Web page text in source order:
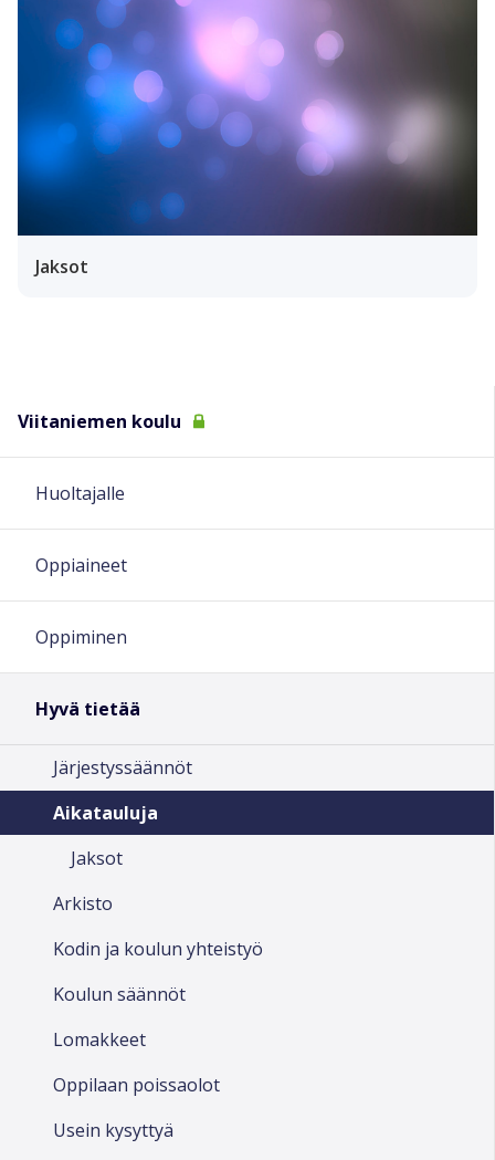
Jaksot
Viitaniemen koulu
Huoltajalle
Oppiaineet
Oppiminen
Hyvä tietää
Järjestyssäännöt
Aikatauluja
Jaksot
Arkisto
Kodin ja koulun yhteistyö
Koulun säännöt
Lomakkeet
Oppilaan poissaolot
Usein kysyttyä